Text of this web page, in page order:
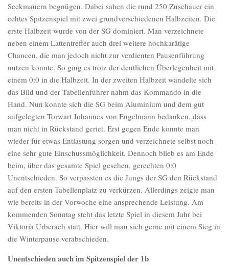
Seckmauern begnügen. Dabei sahen die rund 250 Zuschauer ein
echtes Spitzenspiel mit zwei grundverschiedenen Halbzeiten. Die
erste Halbzeit wurde von der SG dominiert. Man verzeichnete
neben einem Lattentreffer auch drei weitere hochkarätige
Chancen, die man jedoch nicht zur verdienten Pausenführung
nutzen konnte. So ging es trotz der deutlichen Überlegenheit mit
einem 0:0 in die Halbzeit. In der zweiten Halbzeit wandelte sich
das Bild und der Tabellenführer nahm das Kommando in die
Hand. Nun konnte sich die SG beim Aluminium und dem gut
aufgelegten Torwart Johannes von Engelmann bedanken, dass
man nicht in Rückstand geriet. Erst gegen Ende konnte man
wieder für etwas Entlastung sorgen und verzeichnete selbst noch
eine sehr gute Einschussmöglichkeit. Dennoch blieb es am Ende
beim, über das gesamte Spiel gesehen, gerechten 0:0
Unentschieden. So verpassten es die Jungs der SG den Rückstand
auf den ersten Tabellenplatz zu verkürzen. Allerdings zeigte man
wie bereits in der Vorwoche eine ansprechende Leistung. Am
kommenden Sonntag steht das letzte Spiel in diesem Jahr bei
Viktoria Urberach statt. Hier will man sich gerne mit einem Sieg in
die Winterpause verabschieden.
Unentschieden auch im Spitzenspiel der 1b